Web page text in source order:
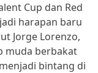
Cup dan Red
harapan baru
Jorge Lorenzo,
muda berbakat
bintang di